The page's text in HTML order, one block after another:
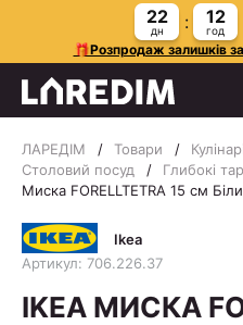
22
дн
12
год
🎁Розпродаж залишків
ЛАРЕДІМ Товари
Столовий посуд
Глибокі
Миска FORELLTETRA 15 см
Ikea
Артикул: 706.226.37
IKEA МИСКА